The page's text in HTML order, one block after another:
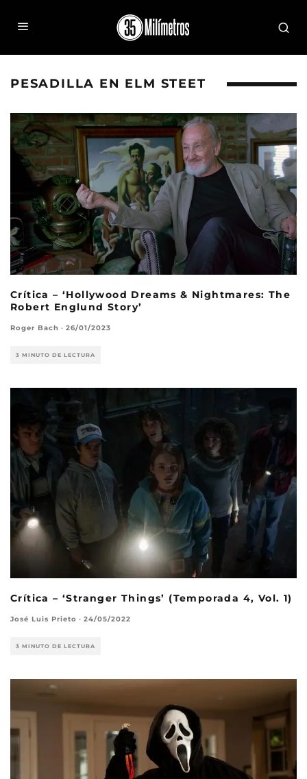
PESADILLA EN ELM STEET
Crítica – ‘Hollywood Dreams & Nightmares: The
Robert Englund Story’
Roger Bach · 26/01/2023
3 MINUTO DE LECTURA
Crítica – ‘Stranger Things’ (Temporada 4, Vol. 1)
José Luis Prieto · 24/05/2022
3 MINUTO DE LECTURA